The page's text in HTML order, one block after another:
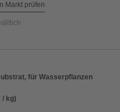
Markt prüfen
für Wasserpflanzen
/ kg)